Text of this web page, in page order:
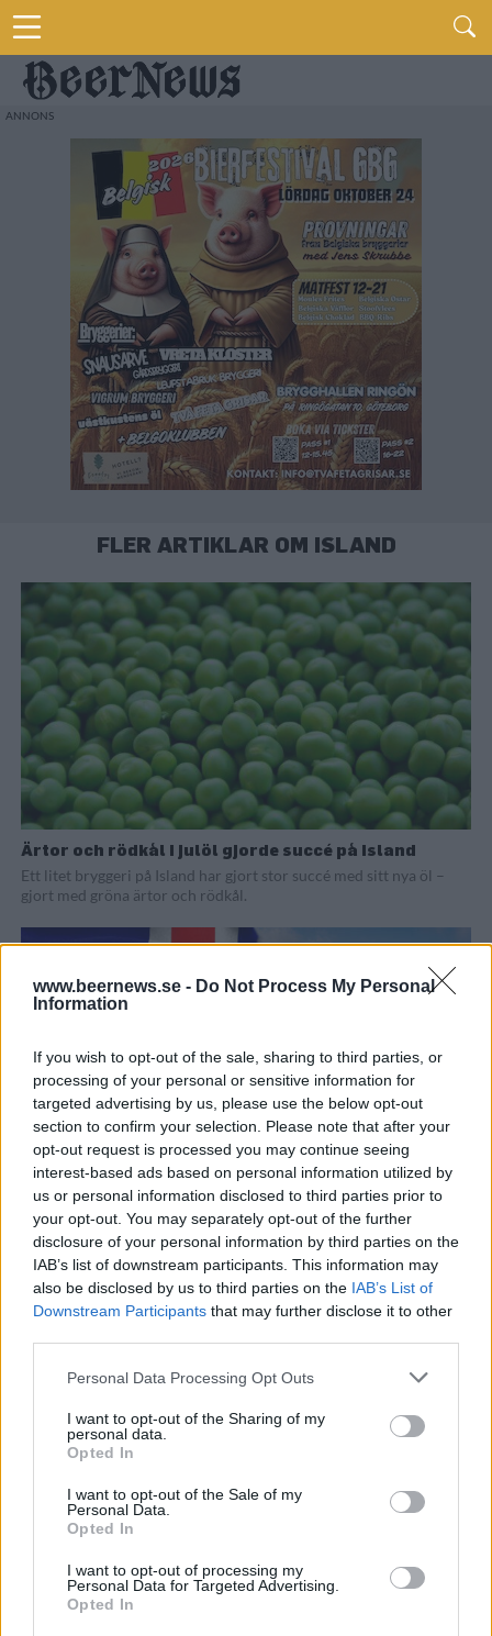
www.beernews.se - Do Not Process My Personal
Information
If you wish to opt-out of the sale, sharing to third parties, or
processing of your personal or sensitive information for
targeted advertising by us, please use the below opt-out
section to confirm your selection. Please note that after your
opt-out request is processed you may continue seeing
interest-based ads based on personal information utilized by
us or personal information disclosed to third parties prior to
your opt-out. You may separately opt-out of the further
disclosure of your personal information by third parties on the
IAB’s list of downstream participants. This information may
also be disclosed by us to third parties on the IAB’s List of
Downstream Participants that may further disclose it to other
Personal Data Processing Opt Outs
I want to opt-out of the Sharing of my
personal data.
Opted In
I want to opt-out of the Sale of my
Personal Data.
Opted In
I want to opt-out of processing my
Personal Data for Targeted Advertising.
Opted In
FLER ARTIKLAR OM ISLAND
Ärtor och rödkål i julöl gjorde succé på Island
Ett litet bryggeri på Island har gjort stor succé med sitt nya öl –
gjort med gröna ärtor och rödkål.
Ännu ett land som vill satsa på lägre ölskatt
Nu verkar det som att även Island kommer att sänka
alkoholskatten för mindre bryggerier. Dessutom kan det bli lagligt
att sälja öl...
Svenskt nationaldagsfirande med kände ambassadören Håkan
Juholt i Reykjavik. Då var det öl från skånska Benchwarmers som